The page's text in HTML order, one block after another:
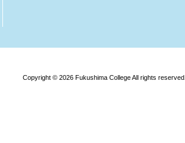
Copyright © 2026 Fukushima College All rights reserved.